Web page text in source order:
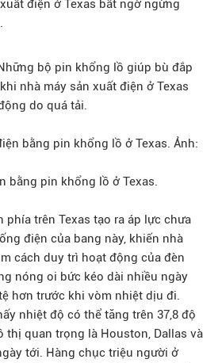
điện ở Texas bất ngờ ngừng
bộ pin khổng lồ giúp bù đắp
nhà máy sản xuất điện ở Texas
do quá tải.
bằng pin khổng lồ ở Texas.
phía trên Texas tạo ra áp lực chưa
điện của bang này, khiến nhà
cách duy trì hoạt động của đèn
nóng oi bức kéo dài nhiều ngày
hơn trước khi vòm nhiệt dịu đi.
nhiệt độ có thể tăng trên 37,8 độ
thị quan trọng là Houston, Dallas và
tới. Hàng chục triệu người ở